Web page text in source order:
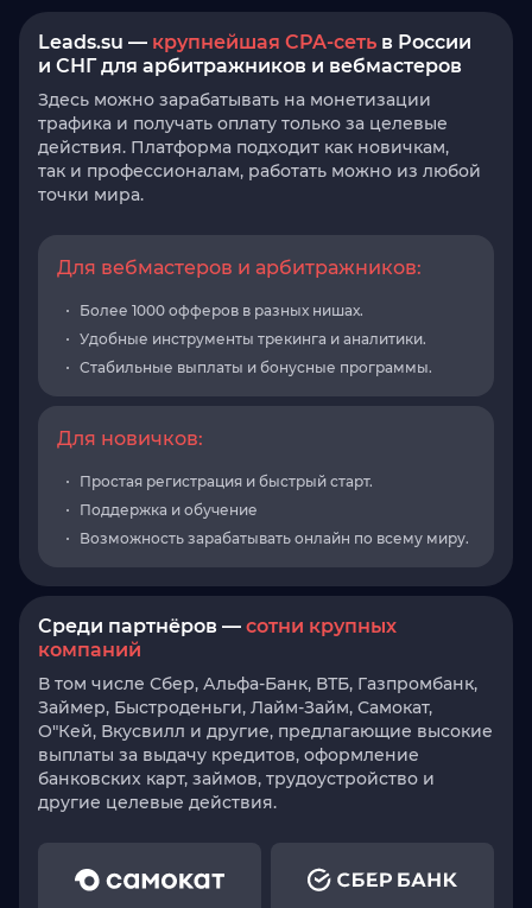
Leads.su — крупнейшая CPA-сеть в России
и СНГ для арбитражников и вебмастеров
Здесь можно зарабатывать на монетизации
трафика и получать оплату только за целевые
действия. Платформа подходит как новичкам,
так и профессионалам, работать можно из любой
точки мира.
Для вебмастеров и арбитражников:
Более 1000 офферов в разных нишах.
Удобные инструменты трекинга и аналитики.
Стабильные выплаты и бонусные программы.
Для новичков:
Простая регистрация и быстрый старт.
Поддержка и обучение
Возможность зарабатывать онлайн по всему миру.
Среди партнёров — сотни крупных
компаний
В том числе Сбер, Альфа-Банк, ВТБ, Газпромбанк,
Займер, Быстроденьги, Лайм-Займ, Самокат,
О"Кей, Вкусвилл и другие, предлагающие высокие
выплаты за выдачу кредитов, оформление
банковских карт, займов, трудоустройство и
другие целевые действия.